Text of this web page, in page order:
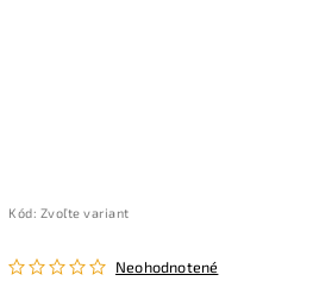
Kód: Zvoľte variant
Neohodnotené